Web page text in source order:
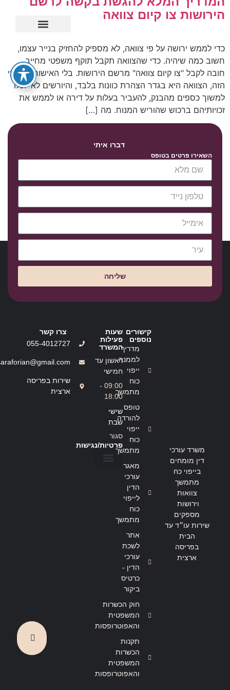
הירושות צו קיום צוואה
כדי לממש ירושה על פי צוואה, לא מספיק להחזיק בנייר עצמו,
חשוב כמה שיהיה. כדי שהצוואה תקבל תוקף משפטי מחייב,
חובה לקבל "צו קיום צוואה" מרשם הירושות. בלי האישור הרשמי
הזה, הצוואה היא בגדר הצהרת כוונות בלבד, והיורשים לא יוכלו
למשוך כספים מהבנק, להעביר בעלות על דירה או לממש את
זכויותיהם ברכוש שהוריש המנוח. מה […]
דברו איתי
השאירו פרטים בטופס
שליחה
משרד עורכי
דין מומחים
בייפוי כח
מתמשך
צוואות
וירושות
מספקים
שירות עו״ד עד
הבית
בפריסה
ארצית
קישורים
נוספים
מדריך
לממנה
ייפוי
כוח
מתמשך
טופס
להורדה
ייפוי
כוח
מתמשך
מאגר
עורכי
הדין
לייפוי
כוח
מתמשך
אתר
לשכת
עורכי
הדין -
כרטיס
ביקור
חוק הכשרות
המשפטית
והאפוטרופסות
תקנות
הכשרות
המשפטית
והאפוטרופסות
שעות
פעילות
המשרד
ראשון עד
חמישי
09:00 -
18:00
שישי
שבת
סגור
פרטיות/נגישות
צרו קשר
055-4012727
שירות בפריסה
ארצית